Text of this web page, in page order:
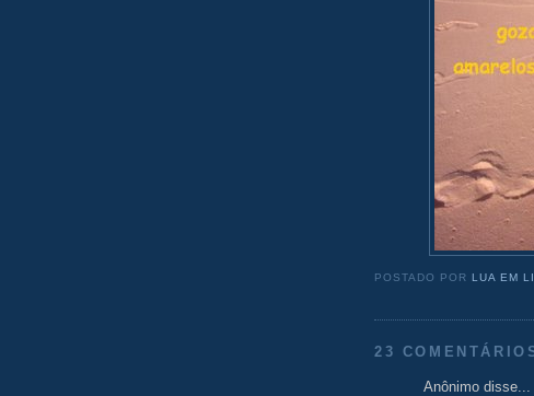
POSTADO POR LUA EM
23
Anônimo disse...